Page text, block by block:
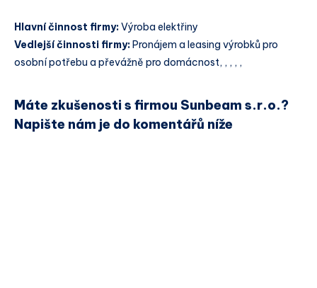
Hlavní činnost firmy:Výroba elektřiny
Vedlejší činnosti firmy:Pronájem a leasing výrobků pro
osobní potřebu a převážně pro domácnost, , , , ,
Máte zkušenosti s firmou Sunbeam s.r.o.?
Napište nám je do komentářů níže